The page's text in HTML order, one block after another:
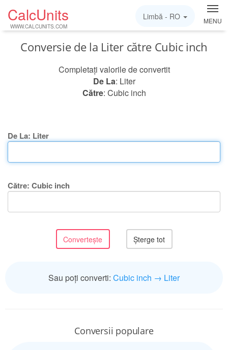
CalcUnits
WWW.CALCUNITS.COM
MENU
Limbă - RO
Conversie de la Liter către Cubic inch
Completați valorile de convertit
De La: Liter
Către: Cubic inch
De La: Liter
Către: Cubic inch
Sau poți converti: Cubic inch → Liter
Conversii populare